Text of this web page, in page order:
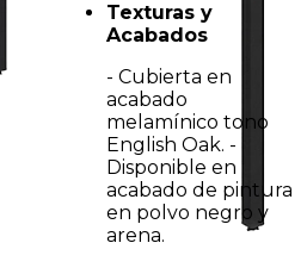
Texturas y
Acabados
- Cubierta en
acabado
melamínico tono
English Oak. -
Disponible en
acabado de pintura
en polvo negro y
arena.